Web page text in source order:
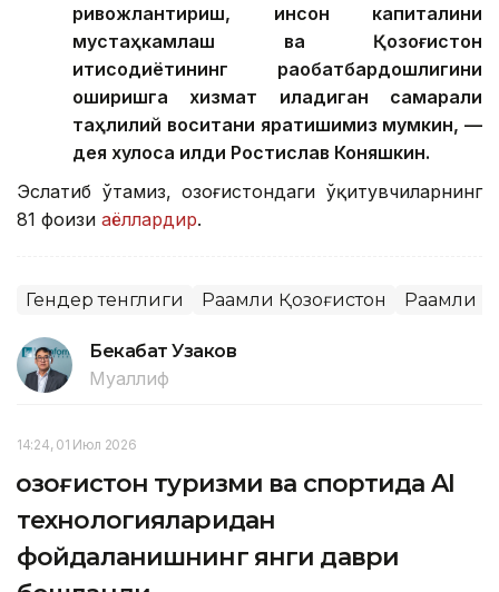
ривожлантириш, инсон капиталини
мустаҳкамлаш ва Қозоғистон
иқтисодиётининг рақобатбардошлигини
оширишга хизмат қиладиган самарали
таҳлилий воситани яратишимиз мумкин, —
дея хулоса қилди Ростислав Коняшкин.
Эслатиб ўтамиз, Қозоғистондаги ўқитувчиларнинг
81 фоизи аёллардир.
Гендер тенглиги Рақамли Қозоғистон Рақамли
Бекабат Узаков
Муаллиф
14:24, 01 Июл 2026
Қозоғистон туризми ва спортида AI
технологияларидан
фойдаланишнинг янги даври